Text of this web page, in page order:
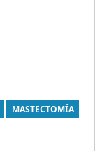
MASTECTOMÍA